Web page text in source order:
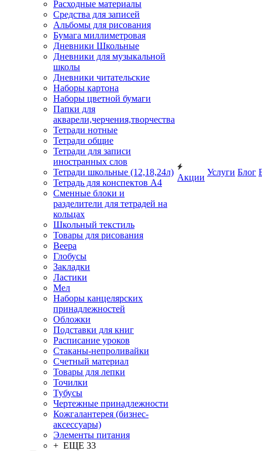
Расходные материалы
Средства для записей
Альбомы для рисования
Бумага миллиметровая
Дневники Школьные
Дневники для музыкальной
школы
Дневники читательские
Наборы картона
Наборы цветной бумаги
Папки для
акварели,черчения,творчества
Тетради нотные
Тетради общие
Тетради для записи
иностранных слов
Тетради школьные (12,18,24л)
Тетрадь для конспектов А4
Сменные блоки и
разделители для тетрадей на
кольцах
Школьный текстиль
Товары для рисования
Веера
Глобусы
Закладки
Ластики
Мел
Наборы канцелярских
принадлежностей
Обложки
Подставки для книг
Расписание уроков
Стаканы-непроливайки
Счетный материал
Товары для лепки
Точилки
Тубусы
Чертежные принадлежности
Кожгалантерея (бизнес-
аксессуары)
Элементы питания
+ ЕЩЕ 33
Акции
Услуги Блог